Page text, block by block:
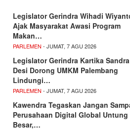
Legislator Gerindra Wihadi
Ajak Masyarakat Awasi Program
Makan…
PARLEMEN - JUMAT, 7 AGU 2026
Legislator Gerindra Kartika Sandra
Desi Dorong UMKM Palembang
Lindungi…
PARLEMEN - JUMAT, 7 AGU 2026
Kawendra Tegaskan Jangan
Perusahaan Digital Global Untung
Besar,…